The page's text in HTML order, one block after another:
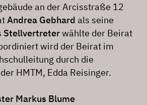
an der Arcisstraße 12
Andrea Gebhard als seine
Stellvertreterwählte der Beirat
wird der Beirat im
durch die
HMTM, Edda Reisinger.
Markus Blume